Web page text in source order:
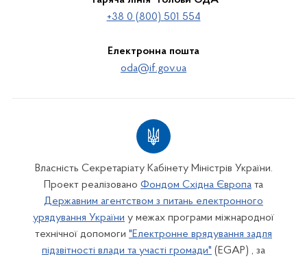
+38 0 (800) 501 554
Електронна пошта
oda@if.gov.ua
Власність Секретаріату Кабінету Міністрів України.
Проект реалізовано Фондом Східна Європа та
Державним агентством з питань електронного
урядування України у межах програми міжнародної
технічної допомоги "Електронне врядування задля
підзвітності влади та участі громади" (EGAP) , за